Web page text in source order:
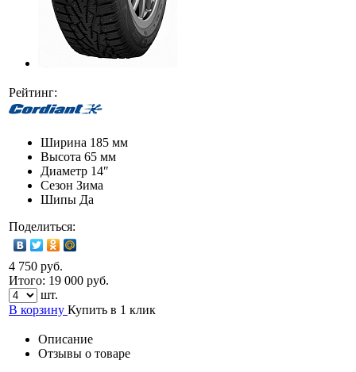
Рейтинг:
Ширина 185 мм
Высота 65 мм
Диаметр 14″
Сезон Зима
Шипы Да
Поделиться:
4 750 руб.
Итого: 19 000 руб.
шт.
В корзину Купить в 1 клик
Описание
Отзывы о товаре